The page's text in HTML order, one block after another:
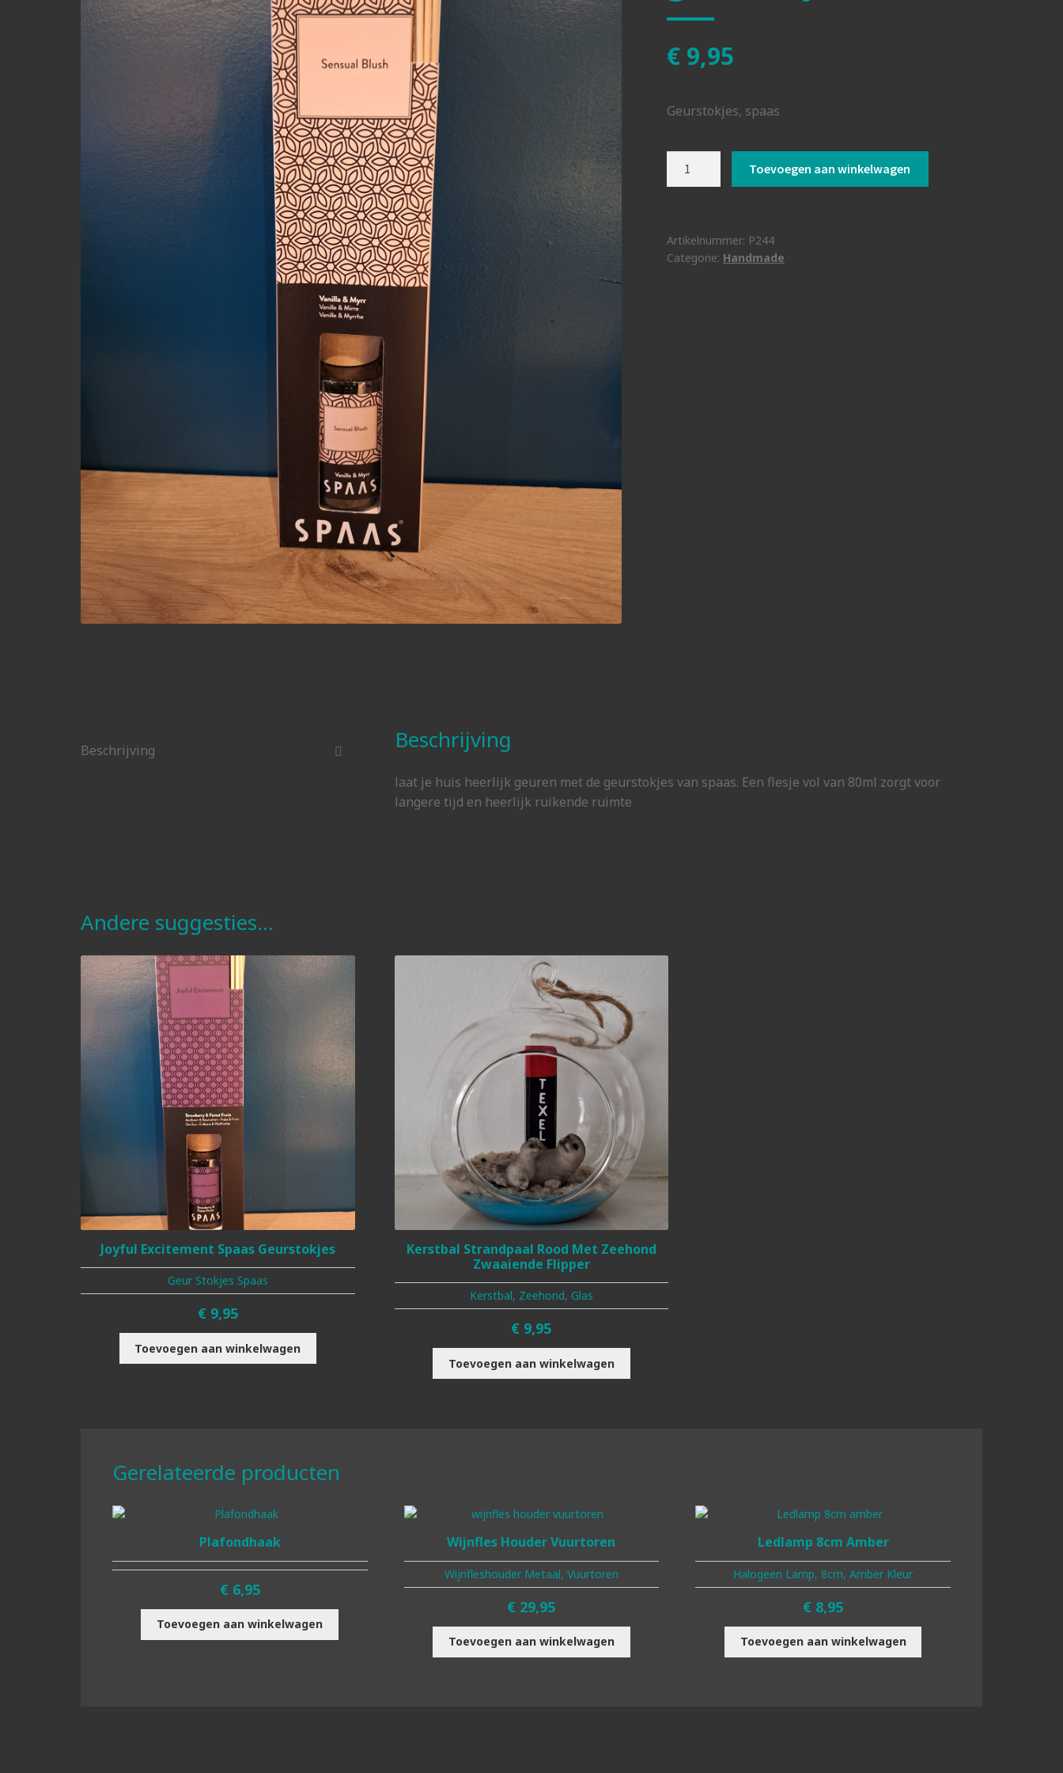
€ 9,95
Geurstokjes, spaas
Toevoegen aan winkelwagen
Artikelnummer: P244
Categorie: Handmade
Beschrijving Beschrijving
laat je huis heerlijk geuren met de geurstokjes van spaas. Een flesje vol van 80ml zorgt voor
langere tijd en heerlijk ruikende ruimte
Andere suggesties…
Joyful Excitement Spaas Geurstokjes
Geur Stokjes Spaas
€ 9,95
Toevoegen aan winkelwagen
Kerstbal Strandpaal Rood Met Zeehond
Zwaaiende Flipper
Kerstbal, Zeehond, Glas
€ 9,95
Toevoegen aan winkelwagen
Gerelateerde producten
Plafondhaak
€ 6,95
Toevoegen aan winkelwagen
Wijnfles Houder Vuurtoren
Wijnfleshouder Metaal, Vuurtoren
€ 29,95
Toevoegen aan winkelwagen
Ledlamp 8cm Amber
Halogeen Lamp, 8cm, Amber Kleur
€ 8,95
Toevoegen aan winkelwagen